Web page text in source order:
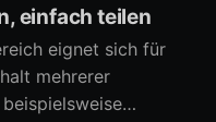
einfach teilen
mehrerer